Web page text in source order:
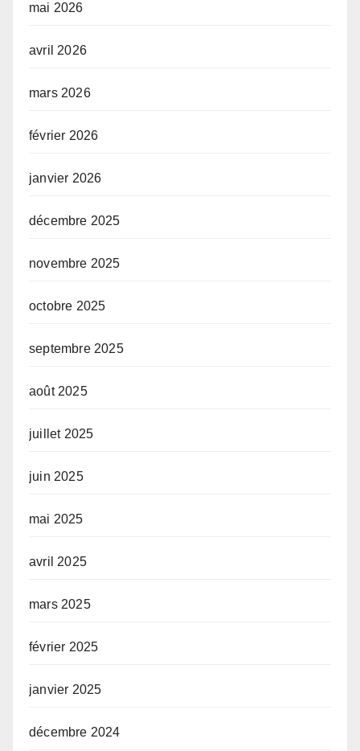
mai 2026
avril 2026
mars 2026
février 2026
janvier 2026
décembre 2025
novembre 2025
octobre 2025
septembre 2025
août 2025
juillet 2025
juin 2025
mai 2025
avril 2025
mars 2025
février 2025
janvier 2025
décembre 2024